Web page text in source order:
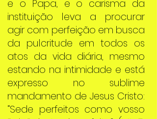
e o Papa, e o carisma da
instituição leva a procurar
agir com perfeição em busca
da pulcritude em todos os
atos da vida diária, mesmo
estando na intimidade e está
expresso no sublime
mandamento de Jesus Cristo:
“Sede perfeitos como vosso